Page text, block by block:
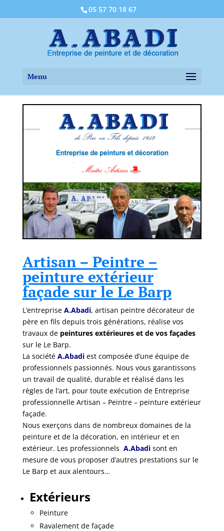
05 57 70 18 67
Artisan – Peintre –
peinture extérieur
façade sur le Le Barp
L’entreprise A.Abadi, artisan peintre décorateur de
père en fils depuis trois générations, réalise vos
travaux de peintures extérieures et de vos façades
sur le Le Barp.
La société A.Abadiest composée d’une équipe de
professionnels passionnés. Nous vous garantissons
un travail de qualité, durable et réalisé dans les
règles de l’art, pour toute exécution de Entreprise
professionnelle Artisan – Peintre – peinture extérieur
façade.
Nous exerçons dans de nombreux domaines de la
peinture et de la décoration, en intérieur et en
extérieur. Les professionnels A.Abadisont en
mesure de vous proposer d’autres prestations sur le
Le Barp et aux alentours…
Extérieurs
Peinture
Ravalement de façade